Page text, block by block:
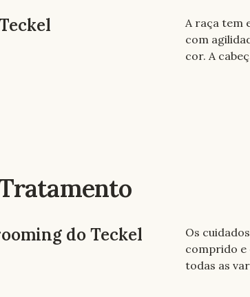
A raça tem
com
cor. A
do Teckel
Os
comprido e
todas as